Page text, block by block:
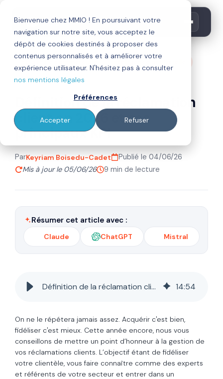
Bienvenue chez MMIO ! En poursuivant votre
navigation sur notre site, vous acceptez le
dépôt de cookies destinés à proposer des
contenus personnalisés et à améliorer votre
expérience utilisateur. N'hésitez pas à consulter
nos mentions légales
Préférences
Accepter Refuser
stratégie commerciale
fidélisation
Définition de la réclamation
client en 2026 et ses
principaux KPI
ParKeyriam Boisedu-Cadet
Publié le 04/06/26
Mis à jour le 05/06/26
9 min de lecture
Résumer cet article avec :
Claude ChatGPT Mistral
Définition de la réclamation client en 2026 et ses principaux KPI 14:54
On ne le répétera jamais assez. Acquérir c'est bien,
fidéliser c'est mieux. Cette année encore, nous vous
conseillons de mettre un point d’honneur à la gestion de
vos réclamations clients. L’objectif étant de fidéliser
votre clientèle, vous faire connaître comme des experts
et référents de votre secteur et entrer dans un